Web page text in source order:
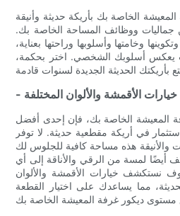
الخاصة بك بأريكة حديثة وأنيقة
ووظائف المساحة الخاصة بك.
وخامتها وأسلوبها وراحتها بعناية،
يعكس أسلوبك الشخصي. اختر بحكمة،
الأقمشة والألوان المختلفة
المعيشة الخاصة بك، فإن إحدى أفضل
في أريكة مقطعية حديثة. لا توفر
والأنيقة هذه مساحة كافية للجلوس لك
أيضًا لمسة من الرقي والأناقة إلى أي
نستكشف خيارات الأقمشة والألوان
مما يساعدك على اختيار القطعة